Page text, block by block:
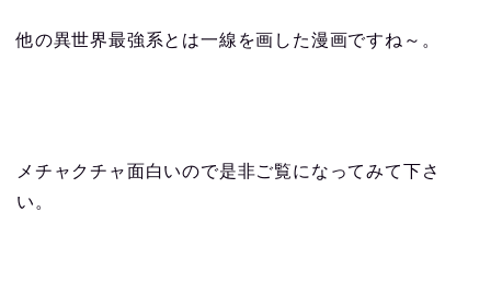
他の異世界最強系とは一線を画した漫画ですね～。
メチャクチャ面白いので是非ご覧になってみて下さ
い。